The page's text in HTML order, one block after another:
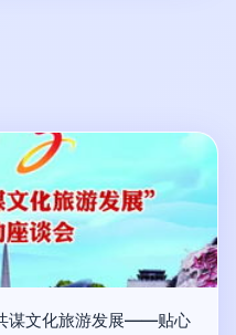
谋文化旅游发展——贴心